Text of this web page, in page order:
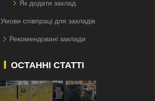
Як додати заклад
Умови співпраці для закладів
Рекомендовані заклади
ОСТАННІ СТАТТІ